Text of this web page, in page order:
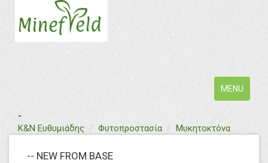
Toggle
navigation
MENU
-
Κ&Ν Ευθυμιάδης textΦυτοπροστασία Μυκητοκτόνα
-- NEW FROM BASE